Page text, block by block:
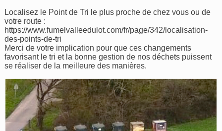
Localisez le Point de Tri le plus proche de chez vous ou de
votre route :
https://www.fumelvalleedulot.com/fr/page/342/localisation-
des-points-de-tri
Merci de votre implication pour que ces changements
favorisant le tri et la bonne gestion de nos déchets puissent
se réaliser de la meilleure des manières.